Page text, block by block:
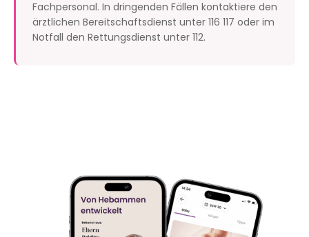
Fachpersonal. In dringenden Fällen kontaktiere den
ärztlichen Bereitschaftsdienst unter 116 117 oder im
Notfall den Rettungsdienst unter 112.